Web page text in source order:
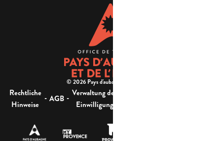
© 2026 Pays d'aubagne et de l'étoile -
Rechtliche
Hinweise
- AGB - Verwaltung der
Einwilligung